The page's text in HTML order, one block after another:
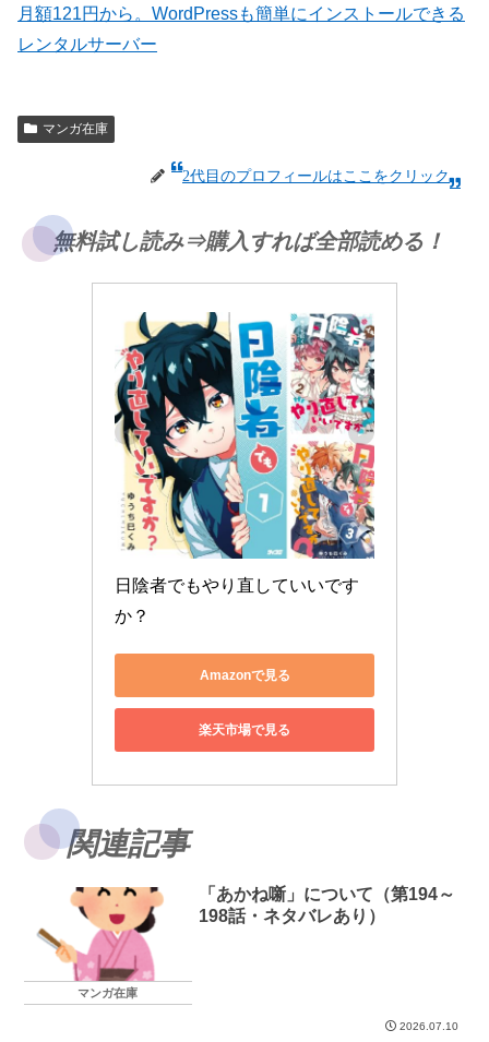
月額121円から。WordPressも簡単にインストールできる
レンタルサーバー
マンガ在庫
2代目のプロフィールはここをクリック
無料試し読み⇒購入すれば全部読める！
日陰者でもやり直していいです
か？
Amazonで見る
楽天市場で見る
関連記事
マンガ在庫
「あかね噺」について（第194～
198話・ネタバレあり）
2026.07.10